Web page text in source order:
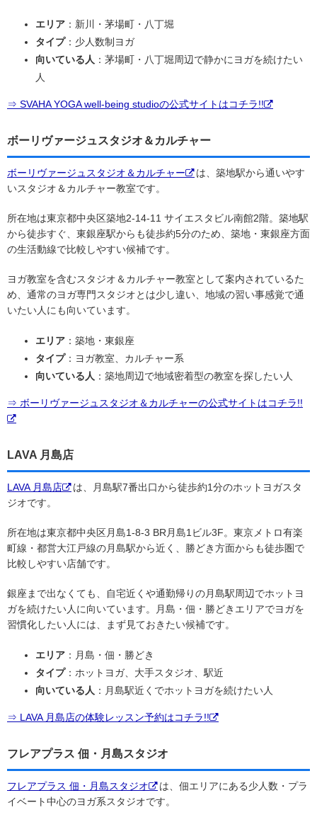
エリア ：新川・茅場町・八丁堀
タイプ：少人数制ヨガ
向いている人 ：茅場町・八丁堀周辺で静かにヨガを続けたい
人
⇒ SVAHA YOGA well-being studioの公式サイトはコチラ!!
ボーリヴァージュスタジオ＆カルチャー
ボーリヴァージュスタジオ＆カルチャー
は、築地駅から通いやす
いスタジオ＆カルチャー教室です。
所在地は東京都中央区築地2-14-11 サイエスタビル南館2階。築地駅
から徒歩すぐ、東銀座駅からも徒歩約5分のため、築地・東銀座方面
の生活動線で比較しやすい候補です。
ヨガ教室を含むスタジオ＆カルチャー教室として案内されているた
め、通常のヨガ専門スタジオとは少し違い、地域の習い事感覚で通
いたい人にも向いています。
エリア ：築地・東銀座
タイプ：ヨガ教室、カルチャー系
向いている人 ：築地周辺で地域密着型の教室を探したい人
⇒ ボーリヴァージュスタジオ＆カルチャーの公式サイトはコチラ!!
LAVA 月島店
LAVA 月島店
は、月島駅7番出口から徒歩約1分のホットヨガスタ
ジオです。
所在地は東京都中央区月島1-8-3 BR月島1ビル3F。東京メトロ有楽
町線・都営大江戸線の月島駅から近く、勝どき方面からも徒歩圏で
比較しやすい店舗です。
銀座まで出なくても、自宅近くや通勤帰りの月島駅周辺でホットヨ
ガを続けたい人に向いています。月島・佃・勝どきエリアでヨガを
習慣化したい人には、まず見ておきたい候補です。
エリア ：月島・佃・勝どき
タイプ：ホットヨガ、大手スタジオ、駅近
向いている人 ：月島駅近くでホットヨガを続けたい人
⇒ LAVA 月島店の体験レッスン予約はコチラ!!
フレアプラス 佃・月島スタジオ
フレアプラス 佃・月島スタジオ
は、佃エリアにある少人数・プラ
イベート中心のヨガ系スタジオです。